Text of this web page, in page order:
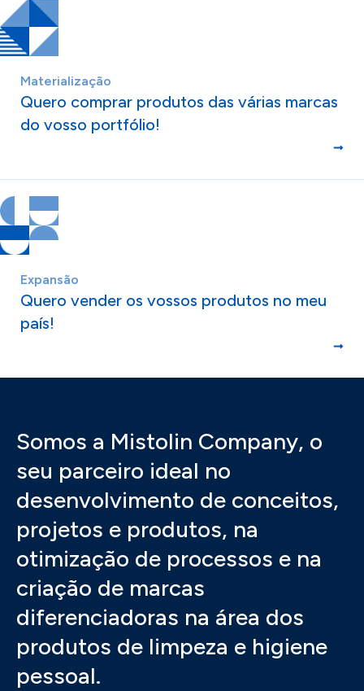
Materialização
Quero comprar produtos das várias marcas
do vosso portfólio!
Expansão
Quero vender os vossos produtos no meu
país!
Somos a Mistolin Company, o
seu parceiro ideal no
desenvolvimento de conceitos,
projetos e produtos, na
otimização de processos e na
criação de marcas
diferenciadoras na área dos
produtos de limpeza e higiene
pessoal.